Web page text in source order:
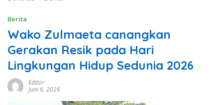
Berita
Wako Zulmaeta canangkan
Gerakan Resik pada Hari
Lingkungan Hidup Sedunia 2026
Editor
Juni 6, 2026